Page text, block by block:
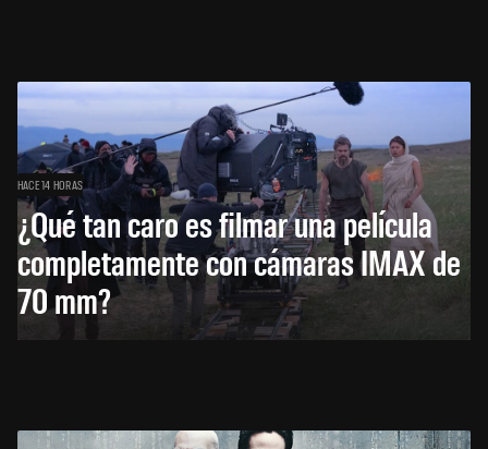
HACE 14 HORAS
¿Qué tan caro es filmar una película
completamente con cámaras IMAX de
70 mm?